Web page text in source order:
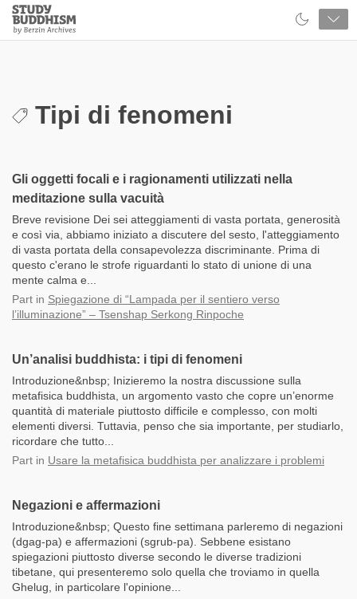
Close
Study
Buddhism
Tipi di fenomeni
Gli oggetti focali e i ragionamenti utilizzati nella
meditazione sulla vacuità
Breve revisione Dei sei atteggiamenti di vasta portata, generosità
e così via, abbiamo iniziato a discutere del sesto, l'atteggiamento
di vasta portata della consapevolezza discriminante. Prima di
questo c'erano le strofe riguardanti lo stato di unione di una
mente calma e...
Part in Spiegazione di “Lampada per il sentiero verso
l’illuminazione” – Tsenshap Serkong Rinpoche
Un’analisi buddhista: i tipi di fenomeni
Introduzione&nbsp; Inizieremo la nostra discussione sulla
metafisica buddhista, un argomento vasto che copre un’enorme
quantità di materiale piuttosto difficile e complesso, con molti
elementi diversi. Tuttavia, penso che sia importante, per studiarlo,
ricordare che tutto...
Part in Usare la metafisica buddhista per analizzare i problemi
Negazioni e affermazioni
Introduzione&nbsp; Questo fine settimana parleremo di negazioni
(dgag-pa) e affermazioni (sgrub-pa). Sebbene esistano
spiegazioni piuttosto diverse secondo le diverse tradizioni
tibetane, qui presenteremo solo quella che troviamo in quella
Ghelug, in particolare l'opinione...